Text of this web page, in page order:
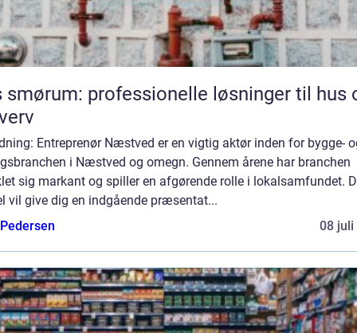
smørum: professionelle løsninger til hus
Entreprenør Næstved er en vigtig aktør inden for bygge-
i Næstved og omegn. Gennem årene har branchen
sig markant og spiller en afgørende rolle i lokalsamfundet.
vil give dig en indgående præsentat...
08 juli